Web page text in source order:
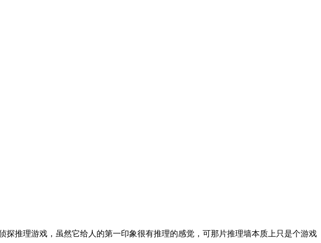
推理游戏，虽然它给人的第一印象很有推理的感觉，可那片推理墙本质上只是个游戏